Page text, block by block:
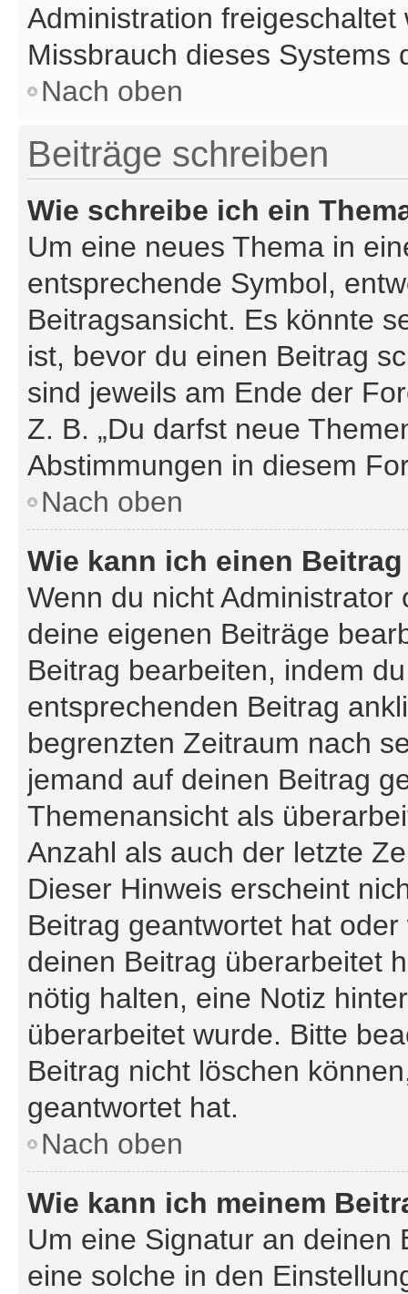
Administration
Missbrauch dieses Systems
Nach oben
Beiträge schreiben
Wie schreibe ich ein
Um eine neues Thema in
entsprechende Symbol,
Beitragsansicht. Es könnte
ist, bevor du einen Beitrag
sind jeweils am Ende der
Z. B. „Du darfst neue
Abstimmungen in diesem
Nach oben
Wie kann ich einen
Wenn du nicht
deine eigenen Beiträge
Beitrag bearbeiten, indem
entsprechenden Beitrag
begrenzten Zeitraum nach
jemand auf deinen Beitrag
Themenansicht als
Anzahl als auch der letzte
Dieser Hinweis erscheint
Beitrag geantwortet hat
deinen Beitrag überarbeitet
nötig halten, eine Notiz
überarbeitet wurde. Bitte
Beitrag nicht löschen
geantwortet hat.
Nach oben
Wie kann ich meinem
Um eine Signatur an deinen
eine solche in den